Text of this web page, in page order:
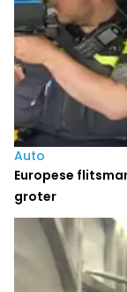
Auto
Europese
groter